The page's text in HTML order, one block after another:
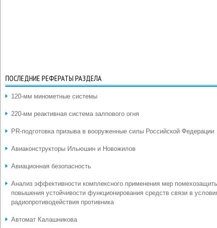
ПОСЛЕДНИЕ РЕФЕРАТЫ РАЗДЕЛА
120-мм минометные системы
220-мм реактивная система залпового огня
PR-подготовка призыва в вооруженные силы Российской Федерации
Авиаконструкторы Ильюшин и Новожилов
Авиационная безопасность
Анализ эффективности комплексного применения мер
повышения устойчивости функционирования средств связи в
радиопротиводействия противника
Автомат Калашникова